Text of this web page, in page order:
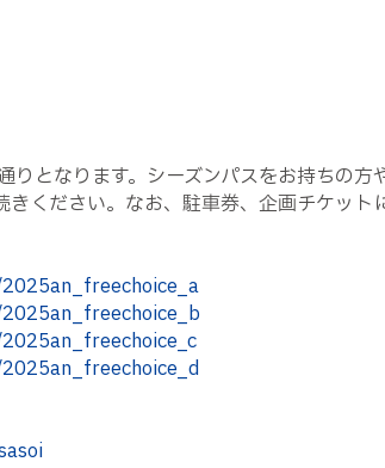
となります。シーズンパスをお持ちの方
ください。なお、駐車券、企画チケット